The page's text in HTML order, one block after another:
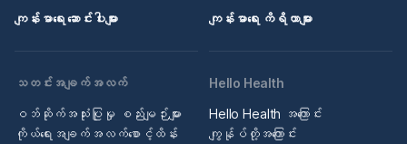
ကျန်းမာရေး ဆောင်းပါးများ ကျန်းမာရေး ကိရိယာများ
သတင်းအချက်အလက်
ဝဘ်ဆိုက်အသုံးပြုမှု စည်းမျဉ်းများ
ကိုယ်ရေးအချက်အလက်စောင့်ထိန်း
Hello Health
Hello Health အကြောင်း
ကျွန်ုပ်တို့အကြောင်း